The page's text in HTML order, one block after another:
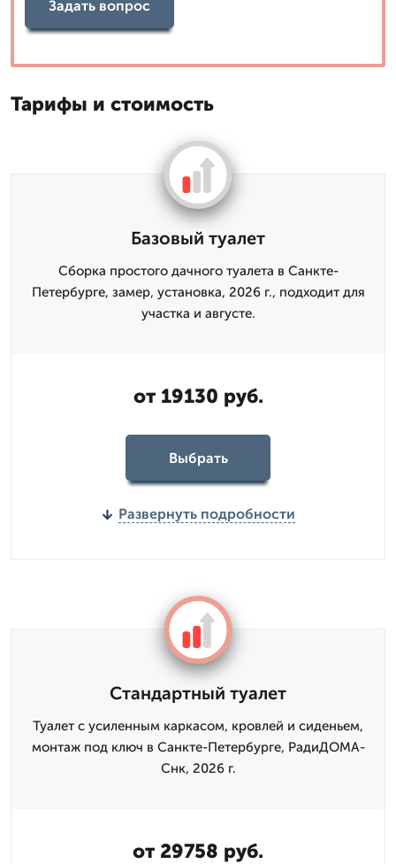
Задать вопрос
Тарифы и стоимость
Базовый туалет
Сборка простого дачного туалета в Санкте-
Петербурге, замер, установка, 2026 г., подходит для
участка и августе.
от 19130 руб.
Выбрать
Развернуть подробности
Стандартный туалет
Туалет с усиленным каркасом, кровлей и сиденьем,
монтаж под ключ в Санкте-Петербурге, РадиДОМА-
Снк, 2026 г.
от 29758 руб.